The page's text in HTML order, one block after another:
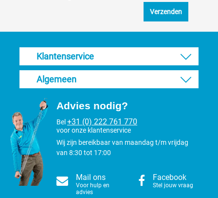
Verzenden
Klantenservice
Algemeen
Advies nodig?
Bel +31 (0) 222 761 770
voor onze klantenservice
Wij zijn bereikbaar van maandag t/m vrijdag
van 8:30 tot 17:00
Mail ons
Voor hulp en
advies
Facebook
Stel jouw vraag